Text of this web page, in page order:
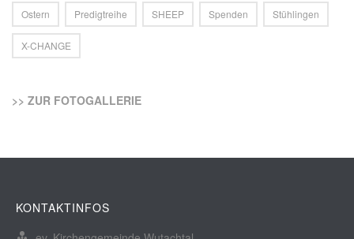
Ostern Predigtreihe SHEEP Spenden Stühlingen
X-CHANGE
>> ZUR FOTOGALLERIE
KONTAKTINFOS